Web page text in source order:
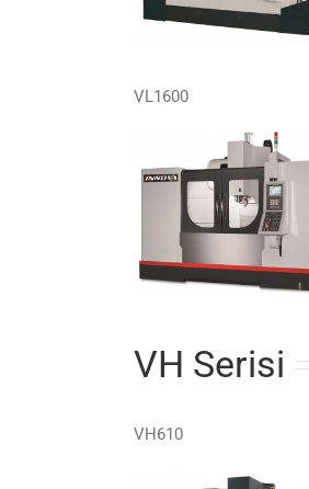
VL1600
VH Serisi
VH610